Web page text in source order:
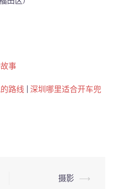
事
路线
深圳哪里适合开车兜
摄影 ⟶